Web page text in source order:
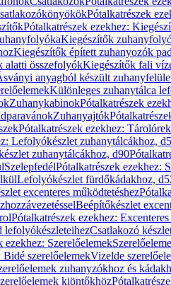
Pótalkatrészek
Pótalkatrészek ezekhez:
Kiegészítők
Kiegészítők épített zuhanyozók
alatti összefolyókKiegészítők fali
anyagból készült
Különleges zuhanytálca
ZuhanykabinokPótalkatrészek
Zuhanyajtók
Pótalkatrészek ezekhez:
Lefolyókészlet zuhanytálcákhoz,
zuhanytálcákhoz, d90
SzelepfedélPótalkatrészek ezekhez:
Lefolyókészlet fürdőkádakhoz,
excenteres működtetéshez
Beépítőkészlet
Pótalkatrészek ezekhez:
lefolyókészleteihezCsatlakozó
ezekhez: Szerelőelemek
Bidé szerelőelemekVizelde
zuhanyzókhoz és
kiöntőkhöz